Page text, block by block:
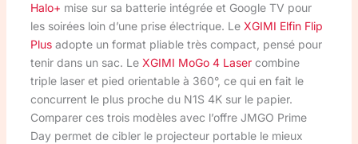
Halo+ mise sur sa batterie intégrée et Google TV pour
les soirées loin d’une prise électrique. Le XGIMI Elfin Flip
Plusadopte un format pliable très compact, pensé pour
tenir dans un sac. Le XGIMI MoGo 4 Lasercombine
triple laser et pied orientable à 360°, ce qui en fait le
concurrent le plus proche du N1S 4K sur le papier.
Comparer ces trois modèles avec l’offre JMGO Prime
Day permet de cibler le projecteur portable le mieux